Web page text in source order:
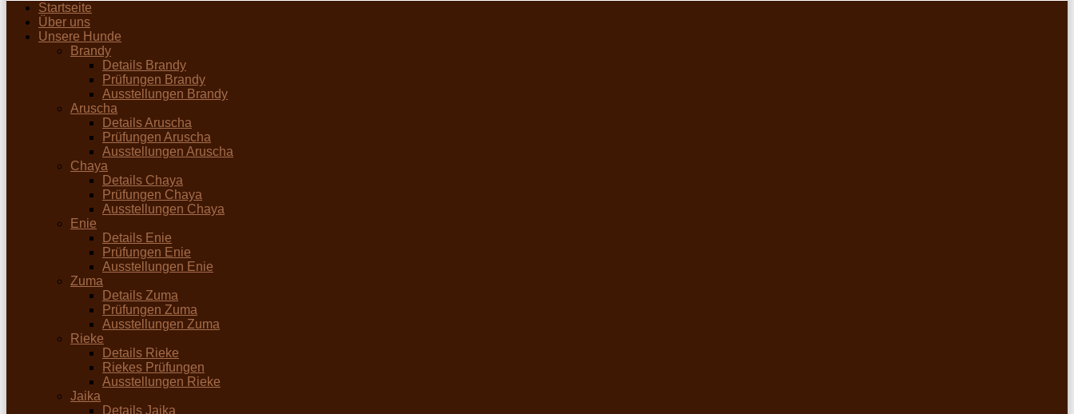
Startseite
Über uns
Unsere Hunde
Brandy
Details Brandy
Prüfungen Brandy
Ausstellungen Brandy
Aruscha
Details Aruscha
Prüfungen Aruscha
Ausstellungen Aruscha
Chaya
Details Chaya
Prüfungen Chaya
Ausstellungen Chaya
Enie
Details Enie
Prüfungen Enie
Ausstellungen Enie
Zuma
Details Zuma
Prüfungen Zuma
Ausstellungen Zuma
Rieke
Details Rieke
Riekes Prüfungen
Ausstellungen Rieke
Jaika
Details Jaika